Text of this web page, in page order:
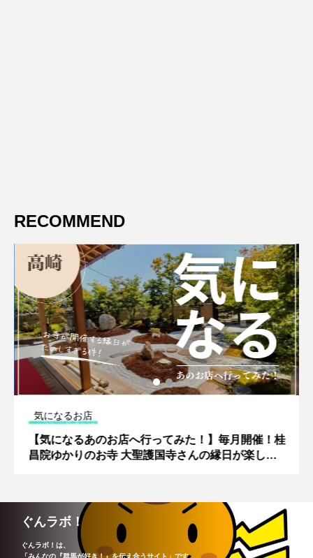
RECOMMEND
気になるお店
【気になるあのお店へ行ってみた！】毎月開催！桂
昌院ゆかりのお寺 大聖護国寺さんの縁日が楽しい
ぐんラボ！
ぐんラボ！は、
「みんなの『群馬が好き！』を伝え合うサイト」です。